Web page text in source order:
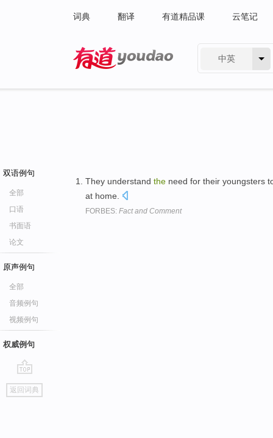
词典 翻译 有道精品课 云笔记
中英
双语例句
全部
口语
书面语
论文
原声例句
全部
音频例句
视频例句
权威例句
go
top
返回词典
They understand the need for their youngsters
at home.
FORBES: Fact and Comment